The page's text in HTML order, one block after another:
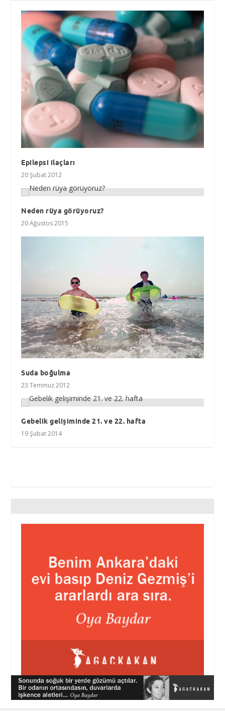
Epilepsi ilaçları
20 Şubat 2012
Neden rüya görüyoruz?
20 Ağustos 2015
Suda boğulma
23 Temmuz 2012
Gebelik gelişiminde 21. ve 22. hafta
19 Şubat 2014